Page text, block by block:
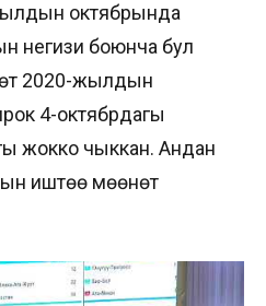
октябрында
негизи боюнча бул
2020-жылдын
4-октябрдагы
жокко чыккан. Андан
иштөө мөөнөтү